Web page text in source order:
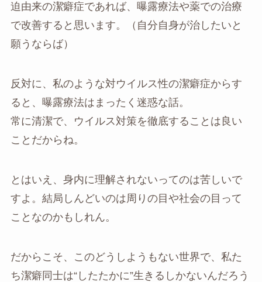
迫由来の潔癖症であれば、曝露療法や薬での治療
で改善すると思います。（自分自身が治したいと
願うならば）
反対に、私のような対ウイルス性の潔癖症からす
ると、曝露療法はまったく迷惑な話。
常に清潔で、ウイルス対策を徹底することは良い
ことだからね。
とはいえ、身内に理解されないってのは苦しいで
すよ。結局しんどいのは周りの目や社会の目って
ことなのかもしれん。
だからこそ、このどうしようもない世界で、私た
ち潔癖同士は“したたかに”生きるしかないんだろう